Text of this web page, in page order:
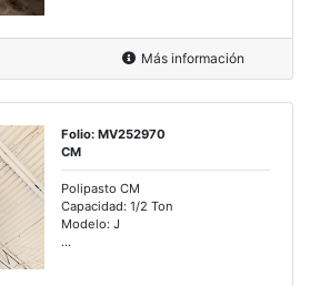
Más información
Folio: MV252970
CM
Polipasto CM
Capacidad: 1/2 Ton
Modelo: J
...